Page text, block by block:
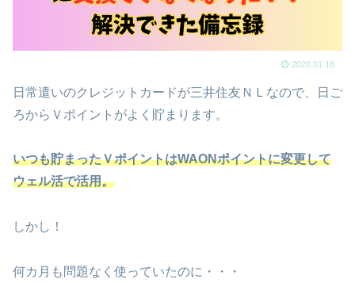
2026.01.18
日常遣いのクレジットカードが三井住友ＮＬなので、日ご
ろからＶポイントがよく貯まります。
いつも貯まったＶポイントはWAONポイントに変更して
ウェル活で活用。
しかし！
何カ月も問題なく使っていたのに・・・